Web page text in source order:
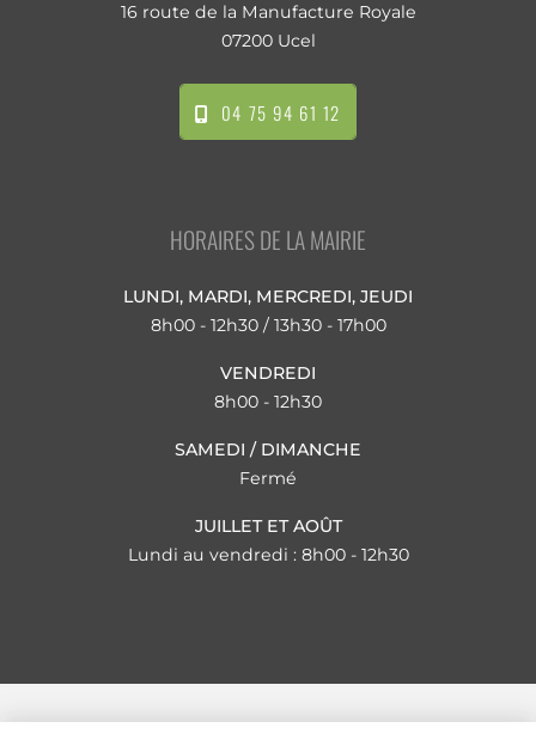
16 route de la Manufacture Royale
07200 Ucel
04 75 94 61 12
HORAIRES DE LA MAIRIE
LUNDI, MARDI, MERCREDI, JEUDI
8h00 - 12h30 / 13h30 - 17h00
VENDREDI
8h00 - 12h30
SAMEDI / DIMANCHE
Fermé
JUILLET ET AOÛT
Lundi au vendredi : 8h00 - 12h30